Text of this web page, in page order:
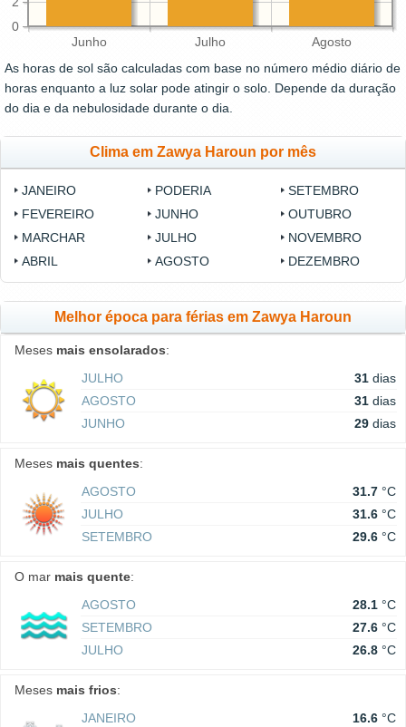
Junho Julho Agosto
0
As horas de sol são calculadas com base no número médio diário de
horas enquanto a luz solar pode atingir o solo. Depende da duração
do dia e da nebulosidade durante o dia.
Clima em Zawya Haroun por mês
JANEIRO
FEVEREIRO
MARCHAR
ABRIL
PODERIA
JUNHO
JULHO
AGOSTO
SETEMBRO
OUTUBRO
NOVEMBRO
DEZEMBRO
Melhor época para férias em Zawya Haroun
Meses mais ensolarados:
JULHO
31 dias
AGOSTO
31 dias
JUNHO
29 dias
Meses mais quentes:
AGOSTO
31.7 °C
JULHO
31.6 °C
SETEMBRO
29.6 °C
O mar mais quente:
AGOSTO
28.1 °C
SETEMBRO
27.6 °C
JULHO
26.8 °C
Meses mais frios:
JANEIRO
16.6 °C